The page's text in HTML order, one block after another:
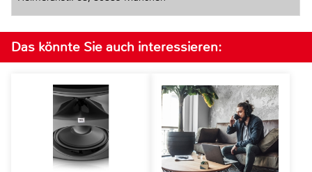
Das könnte Sie auch interessieren: